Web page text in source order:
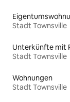
Stadt Townsville
Unterkünfte mit
Stadt Townsville
Wohnungen
Stadt Townsville